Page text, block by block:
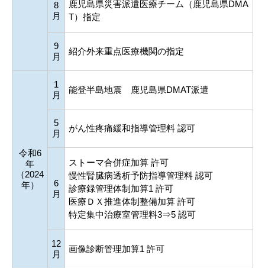
8
月
鹿児島県災害派遣医療チーム（鹿児島県DMA
T）指定
9
月
紹介外来重点医療機関の指定
令和6
年
（2024
年）
1
月
能登半島地震 鹿児島県DMAT派遣
5
月
がん性疼痛緩和指導管理料 認可
6
月
ストーマ合併症加算 許可
慢性腎臓病透析予防指導管理料 認可
診療録管理体制加算1 許可
医療ＤＸ推進体制整備加算 許可
特定集中治療室管理料3⇒5 認可
12
月
画像診断管理加算1 許可